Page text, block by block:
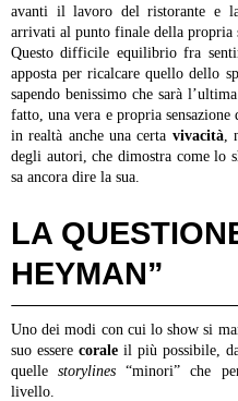
avanti il lavoro del ristorante e la
arrivati al punto finale della propria
Questo difficile equilibrio fra
apposta per ricalcare quello dello
sapendo benissimo che sarà
fatto, una vera e propria
in realtà anche una certa vivacità,
degli autori, che dimostra come lo
sa ancora dire la sua.
LA
HEYMAN”
Uno dei modi con cui lo show si
suo essere corale il più possibile,
quellestorylines “minori” che
livello.